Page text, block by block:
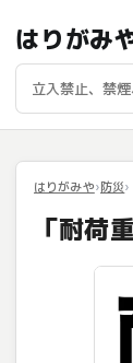
はりがみ
はりがみや 防災
「耐荷